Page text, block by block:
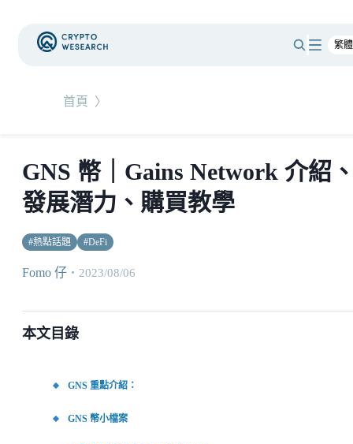
首頁 〉
GNS 幣｜Gains Network 介紹
發展潛力、購買教學
#熱點話題 #DeFi
Fomo 仔 ・ 2023/08/06
本文目錄
GNS 重點介紹：
GNS 幣小檔案